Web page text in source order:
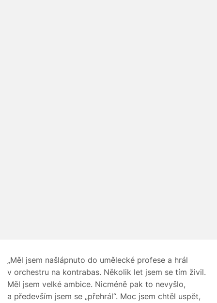
„Měl jsem našlápnuto do umělecké profese a hrál
v orchestru na kontrabas. Několik let jsem se tím živil.
Měl jsem velké ambice. Nicméně pak to nevyšlo,
a především jsem se „přehrál“. Moc jsem chtěl uspět,